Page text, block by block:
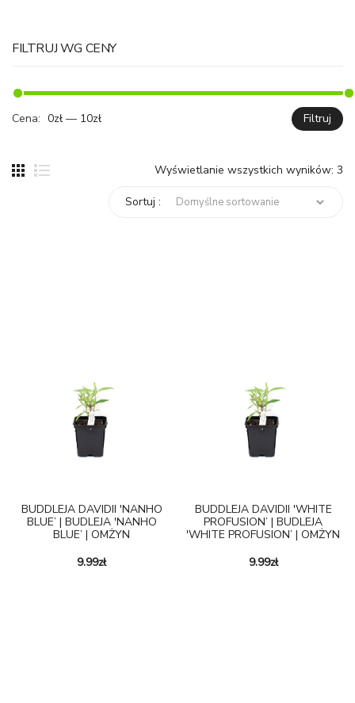
FILTRUJ WG CENY
Filtruj
Cena: 0zł — 10zł
Wyświetlanie wszystkich wyników: 3
Sortuj :
BUDDLEJA DAVIDII 'NANHO
BLUE’ | BUDLEJA 'NANHO
BLUE’ | OMŻYN
9.99zł
BUDDLEJA DAVIDII 'WHITE
PROFUSION’ | BUDLEJA
'WHITE PROFUSION’ | OMŻYN
9.99zł